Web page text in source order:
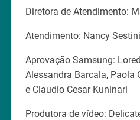
Diretora de Atendimento:
Atendimento: Nancy
Aprovação Samsung:
Alessandra Barcala, Paola
e Claudio Cesar Kuninari
Produtora de vídeo: